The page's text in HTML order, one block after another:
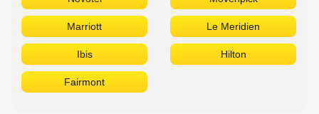
Marriott Le Meridien
Ibis Hilton
Fairmont